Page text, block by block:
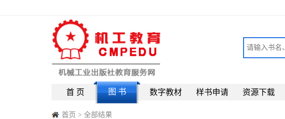
首 页 图 书 数字教材 样书申请 资源下载
首页 > 全部结果